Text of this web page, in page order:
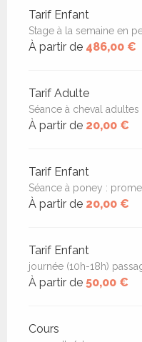
Tarif Enfant
Stage à la semaine en
À partir de 486,00 €
Tarif Adulte
Séance à cheval adultes
À partir de 20,00 €
Tarif Enfant
Séance à poney :
À partir de 20,00 €
Tarif Enfant
journée (10h-18h)
À partir de 50,00 €
Cours